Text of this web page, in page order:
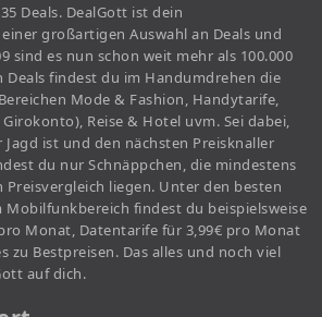
Deals. DealGott ist dein
großartigen Auswahl an Deals und
sind es nun schon weit mehr als 100.000
Deals findest du im Handumdrehen die
Mode & Fashion, Handytarife,
Reise & Hotel uvm. Sei dabei,
ist und den nächsten Preisknaller
du nur Schnäppchen, die mindestens
Preisvergleich liegen. Unter den besten
Mobilfunkbereich findest du beispielsweise
Monat, Datentarife für 3,99€ pro Monat
zu Bestpreisen. Das alles und noch viel
auf dich.